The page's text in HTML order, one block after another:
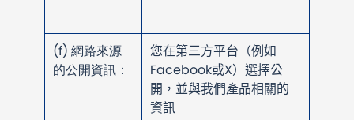
(f) 網路來源
的公開資訊：
您在第三方平台（例如
Facebook或X）選擇公
開，並與我們產品相關的
資訊